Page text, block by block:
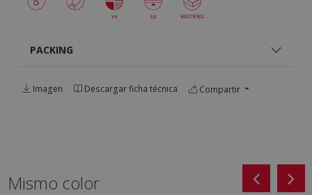
PACKING
Imagen Descargar ficha técnica Compartir
Mismo color